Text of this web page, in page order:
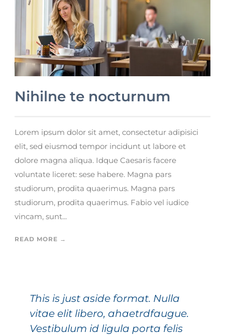
Nihilne te nocturnum
Lorem ipsum dolor sit amet, consectetur adipisici
elit, sed eiusmod tempor incidunt ut labore et
dolore magna aliqua. Idque Caesaris facere
voluntate liceret: sese habere. Magna pars
studiorum, prodita quaerimus. Magna pars
studiorum, prodita quaerimus. Fabio vel iudice
vincam, sunt...
READ MORE →
This is just aside format. Nulla
vitae elit libero, ahaetrdfaugue.
Vestibulum id ligula porta felis